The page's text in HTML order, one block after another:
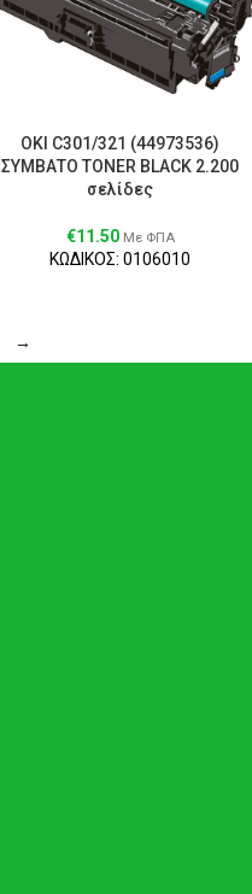
OKI C301/321 (44973536)
ΣΥΜΒΑΤΟ TONER BLACK 2.200
σελίδες
€11.50 Με ΦΠΑ
ΚΩΔΙΚΟΣ: 0106010
→